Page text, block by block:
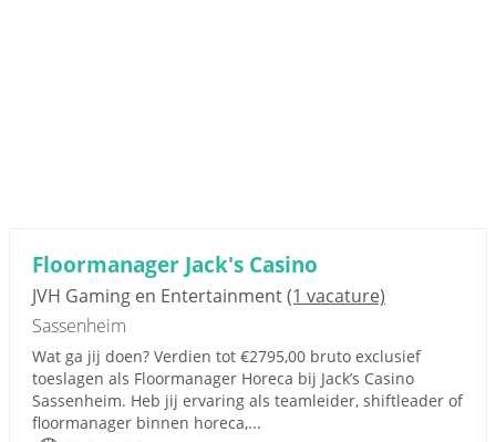
Floormanager Jack's Casino
JVH Gaming en Entertainment(1 vacature)
Sassenheim
Wat ga jij doen? Verdien tot €2795,00 bruto exclusief
toeslagen als Floormanager Horeca bij Jack’s Casino
Sassenheim. Heb jij ervaring als teamleider, shiftleader of
floormanager binnen horeca,...